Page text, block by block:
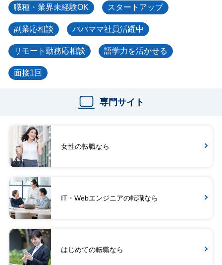
職種・業界未経験OK スタートアップ
副業応相談 パパママ社員活躍中
リモート勤務応相談 語学力を活かせる
面接1回
専門サイト
女性の転職なら
IT・Webエンジニアの転職なら
はじめての転職なら